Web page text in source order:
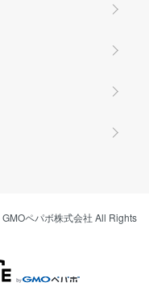
GMOペパボ株式会社 All Rights